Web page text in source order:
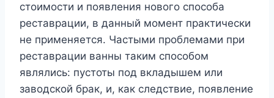
стоимости и появления нового способа
реставрации, в данный момент практически
не применяется. Частыми проблемами при
реставрации ванны таким способом
являлись: пустоты под вкладышем или
заводской брак, и, как следствие, появление